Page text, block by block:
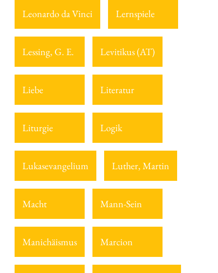
Leonardo da Vinci Lernspiele
Lessing, G. E. Levitikus (AT)
Liebe Literatur
Liturgie Logik
Lukasevangelium Luther, Martin
Macht Mann-Sein
Manichäismus Marcion